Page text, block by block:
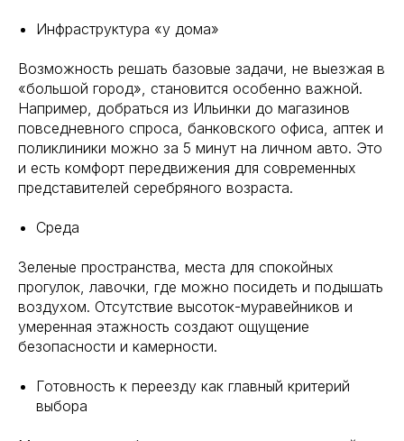
Инфраструктура «у дома»
Возможность решать базовые задачи, не выезжая в
«большой город», становится особенно важной.
Например, добраться из Ильинки до магазинов
повседневного спроса, банковского офиса, аптек и
поликлиники можно за 5 минут на личном авто. Это
и есть комфорт передвижения для современных
представителей серебряного возраста.
Среда
Зеленые пространства, места для спокойных
прогулок, лавочки, где можно посидеть и подышать
воздухом. Отсутствие высоток-муравейников и
умеренная этажность создают ощущение
безопасности и камерности.
Готовность к переезду как главный критерий
выбора